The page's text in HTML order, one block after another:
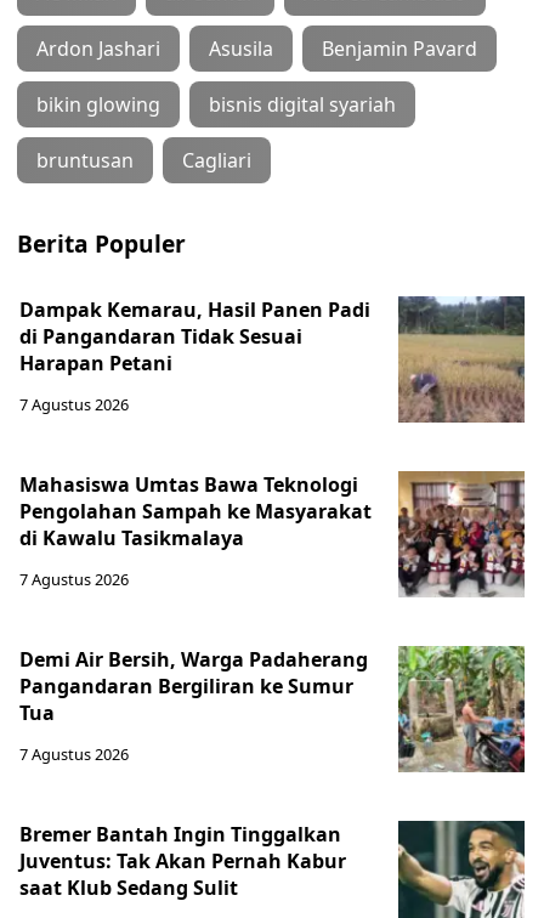
Ardon Jashari Asusila Benjamin Pavard
bikin glowing bisnis digital syariah
bruntusan Cagliari
Berita Populer
Dampak Kemarau, Hasil Panen Padi
di Pangandaran Tidak Sesuai
Harapan Petani
7 Agustus 2026
Mahasiswa Umtas Bawa Teknologi
Pengolahan Sampah ke Masyarakat
di Kawalu Tasikmalaya
7 Agustus 2026
Demi Air Bersih, Warga Padaherang
Pangandaran Bergiliran ke Sumur
Tua
7 Agustus 2026
Bremer Bantah Ingin Tinggalkan
Juventus: Tak Akan Pernah Kabur
saat Klub Sedang Sulit